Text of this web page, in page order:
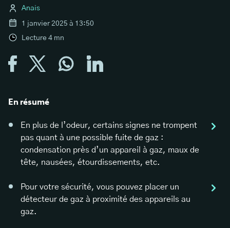
Anais
1 janvier 2025 à 13:50
Lecture 4 mn
En résumé
En plus de l’odeur, certains signes ne trompent
pas quant à une possible fuite de gaz :
condensation près d’un appareil à gaz, maux de
tête, nausées, étourdissements, etc.
Pour votre sécurité, vous pouvez placer un
détecteur de gaz à proximité des appareils au
gaz.